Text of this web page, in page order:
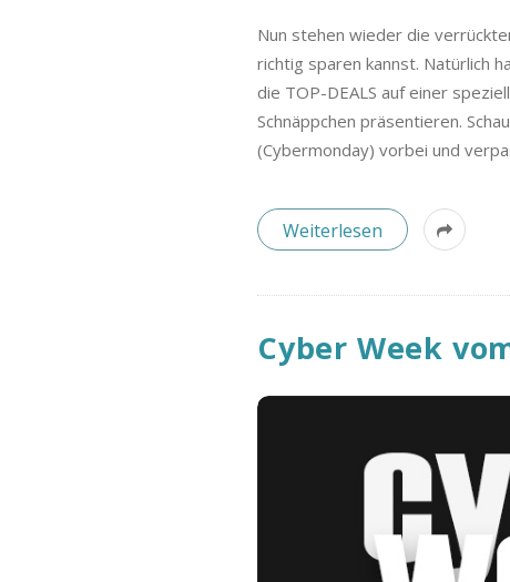
Nun stehen wieder die
richtig sparen kannst. Natürlich
die TOP-DEALS auf einer
Schnäppchen präsentieren.
(Cybermonday) vorbei und
Weiterlesen
Cyber Week